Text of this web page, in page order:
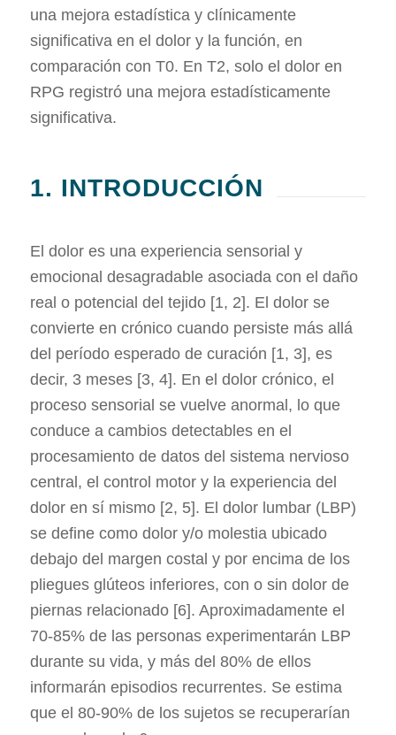
una mejora estadística y clínicamente
significativa en el dolor y la función, en
comparación con T0. En T2, solo el dolor en
RPG registró una mejora estadísticamente
significativa.
1. INTRODUCCIÓN
El dolor es una experiencia sensorial y
emocional desagradable asociada con el daño
real o potencial del tejido [1, 2]. El dolor se
convierte en crónico cuando persiste más allá
del período esperado de curación [1, 3], es
decir, 3 meses [3, 4]. En el dolor crónico, el
proceso sensorial se vuelve anormal, lo que
conduce a cambios detectables en el
procesamiento de datos del sistema nervioso
central, el control motor y la experiencia del
dolor en sí mismo [2, 5]. El dolor lumbar (LBP)
se define como dolor y/o molestia ubicado
debajo del margen costal y por encima de los
pliegues glúteos inferiores, con o sin dolor de
piernas relacionado [6]. Aproximadamente el
70-85% de las personas experimentarán LBP
durante su vida, y más del 80% de ellos
informarán episodios recurrentes. Se estima
que el 80-90% de los sujetos se recuperarían